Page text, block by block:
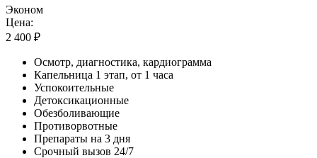
Эконом
Цена:
2 400 ₽
Осмотр, диагностика, кардиограмма
Капельница 1 этап, от 1 часа
Успокоительные
Детоксикационные
Обезболивающие
Противорвотные
Препараты на 3 дня
Срочный вызов 24/7